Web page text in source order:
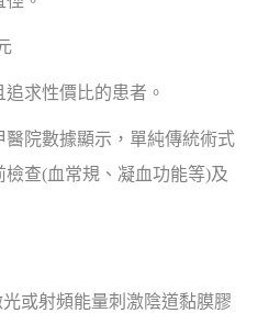
求性價比的患者。
醫院數據顯示，單純傳統術式
檢查(血常規、凝血功能等)及
或射頻能量刺激陰道黏膜膠